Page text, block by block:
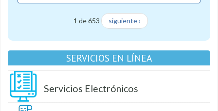
1 de 653 siguiente ›
SERVICIOS EN LÍNEA
Servicios Electrónicos